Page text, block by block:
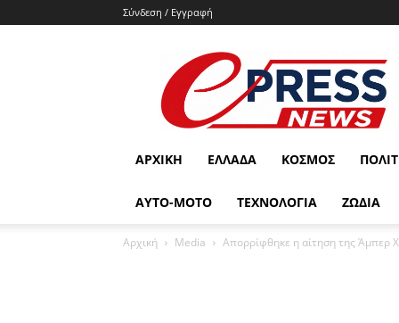
Σύνδεση / Εγγραφή
e-
press.gr
ΑΡΧΙΚΉ ΕΛΛΆΔΑ ΚΌΣΜΟΣ
ΑΥΤΟ-ΜΟΤΟ ΤΕΧΝΟΛΟΓΙΑ ΖΩΔΙΑ
Αρχική Media Απορρίφθηκε η αίτηση της Άμπερ